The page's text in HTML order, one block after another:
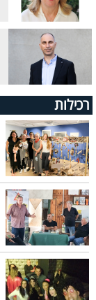
רכילות